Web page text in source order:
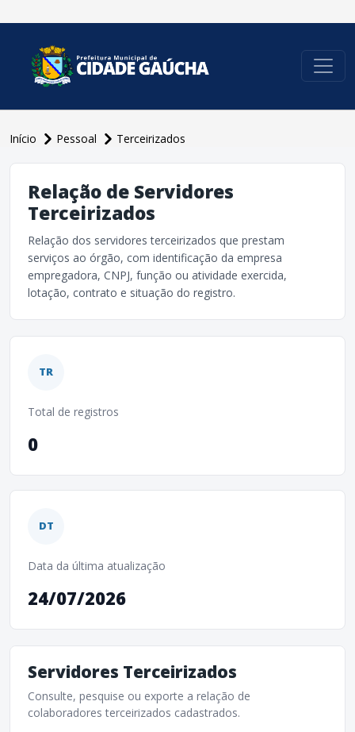
Início Pessoal Terceirizados
Relação de Servidores
Terceirizados
Relação dos servidores terceirizados que prestam
serviços ao órgão, com identificação da empresa
empregadora, CNPJ, função ou atividade exercida,
lotação, contrato e situação do registro.
TR
Total de registros
0
DT
Data da última atualização
24/07/2026
Servidores Terceirizados
Consulte, pesquise ou exporte a relação de
colaboradores terceirizados cadastrados.